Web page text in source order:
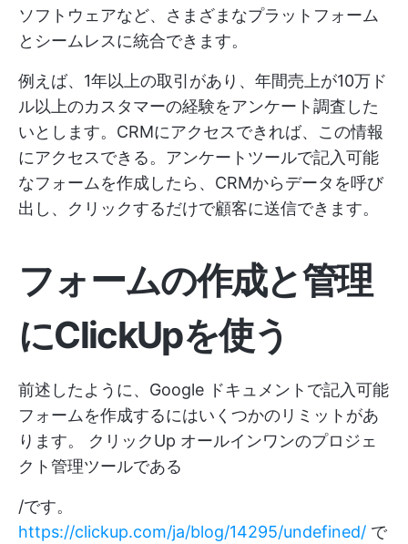
ソフトウェアなど、さまざまなプラットフォーム
とシームレスに統合できます。
例えば、1年以上の取引があり、年間売上が10万ド
ル以上のカスタマーの経験をアンケート調査した
いとします。CRMにアクセスできれば、この情報
にアクセスできる。アンケートツールで記入可能
なフォームを作成したら、CRMからデータを呼び
出し、クリックするだけで顧客に送信できます。
フォームの作成と管理
にClickUpを使う
前述したように、Google ドキュメントで記入可能
フォームを作成するにはいくつかのリミットがあ
ります。 クリックUp オールインワンのプロジェ
クト管理ツールである
/です。
https://clickup.com/ja/blog/14295/undefined/ で